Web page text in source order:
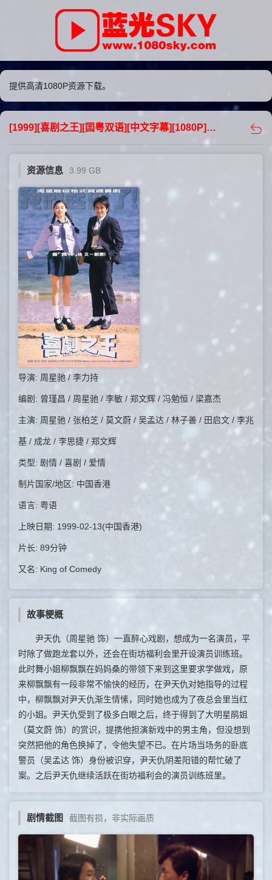
提供高清1080P资源下载。
[1999][喜剧之王][囯粤双语][中文字幕][1080P][3.99GB][下载] - 蓝光sky
资源信息 3.99 GB
导演: 周星驰 / 李力持
编剧: 曾瑾昌 / 周星驰 / 李敏 / 郑文辉 / 冯勉恒 / 梁嘉杰
主演: 周星驰 / 张柏芝 / 莫文蔚 / 吴孟达 / 林子善 / 田启文 / 李兆
基 / 成龙 / 李思捷 / 郑文辉
类型: 剧情 / 喜剧 / 爱情
制片国家/地区: 中国香港
语言: 粤语
上映日期: 1999-02-13(中国香港)
片长: 89分钟
又名: King of Comedy
故事梗概
尹天仇（周星驰 饰）一直醉心戏剧，想成为一名演员，平
时除了做跑龙套以外，还会在街坊福利会里开设演员训练班。
此时舞小姐柳飘飘在妈妈桑的带领下来到这里要求学做戏，原
来柳飘飘有一段非常不愉快的经历，在尹天仇对她指导的过程
中，柳飘飘对尹天仇渐生情愫，同时她也成为了夜总会里当红
的小姐。尹天仇受到了极多白眼之后，终于得到了大明星鹃姐
（莫文蔚 饰）的赏识，提携他担演新戏中的男主角，但没想到
突然把他的角色换掉了，令他失望不已。在片场当场务的卧底
警员（吴孟达 饰）身份被识穿，尹天仇阴差阳错的帮忙破了
案。之后尹天仇继续活跃在街坊福利会的演员训练班里。
剧情截图 截图有损，非实际画质